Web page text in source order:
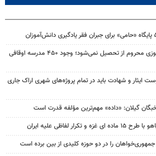
هیچ دانش‌آموزی محروم از تحصیل نمی‌شود؛ وجود ۴۵۰ مدرسه اوقافی
ایثار و شهادت باید در تمام پروژه‌های شهری اراک جاری
گیلان: «داده» مهم‌ترین مؤلفه قدرت است
و تکرار لفاظی علیه ایران
جمهوری‌خواهان را در دو حوزه کلیدی از بین برده است